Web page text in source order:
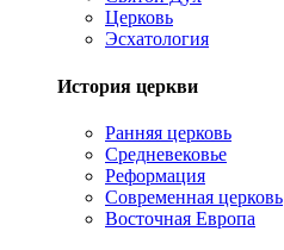
Церковь
Эсхатология
История церкви
Ранняя церковь
Средневековье
Реформация
Современная церковь
Восточная Европа